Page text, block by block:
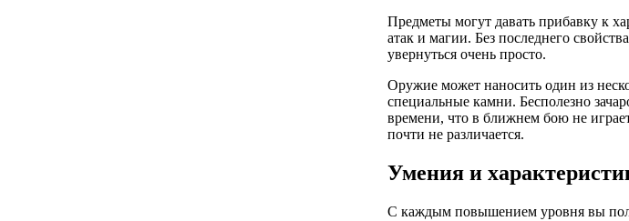
Предметы могут давать прибавку к
атак и магии. Без последнего
увернуться очень просто.
Оружие может наносить один из
специальные камни. Бесполезно
времени, что в ближнем бою не
почти не различается.
Умения и
С каждым повышением уровня вы